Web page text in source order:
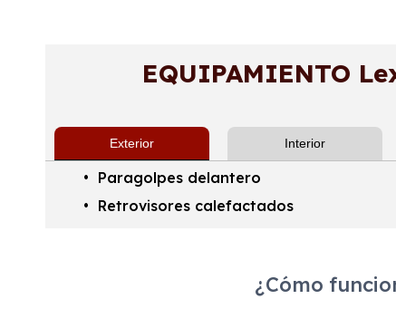
EQUIPAMIENTO
Exterior Interior
Paragolpes delantero
Retrovisores calefactados
¿Cómo